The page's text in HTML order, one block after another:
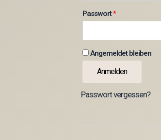
Passwort*Erforderlich
Angemeldet bleiben
Anmelden
Passwort vergessen?